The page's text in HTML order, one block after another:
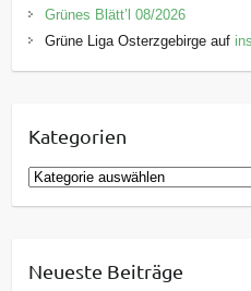
Grünes Blätt’l 08/2026
Grüne Liga Osterzgebirge auf
Kategorien
K
a
g
Neueste Beiträge